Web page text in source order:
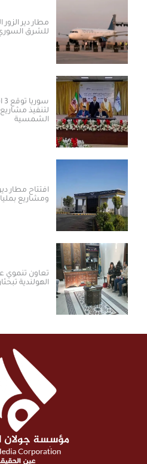
مطار دير الزور الدولي..
للشرق السوري نبضه
سوريا توقع 3
لتنفيذ مشاريع الكهرباء من
الشمسية
افتتاح مطار دير الزور الدولي
ومشاريع بمليارات
تعاون تنموي على طاولة
الهولندية تبحثان أولويات